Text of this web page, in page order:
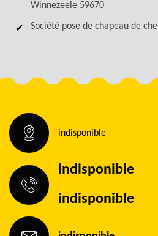
Winnezeele 59670
Société pose de chapeau de
indisponible
indisponible
indisponible